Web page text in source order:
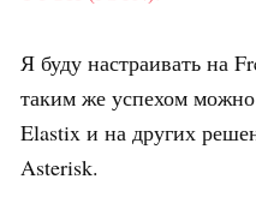
Я буду настраивать на
таким же успехом
Elastix и на других
Asterisk.